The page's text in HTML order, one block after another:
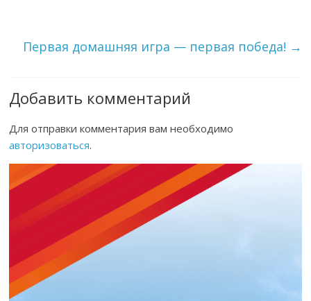
Первая домашняя игра — первая победа! →
Добавить комментарий
Для отправки комментария вам необходимо
авторизоваться.